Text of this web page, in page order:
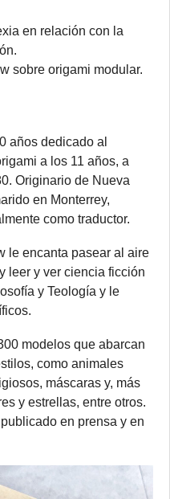
en relación con la
sobre origami modular.
años dedicado al
a los 11 años, a
Originario de Nueva
en Monterrey,
como traductor.
le encanta pasear al aire
leer y ver ciencia ficción
y Teología y le
modelos que abarcan
como animales
máscaras y, más
y estrellas, entre otros.
en prensa y en